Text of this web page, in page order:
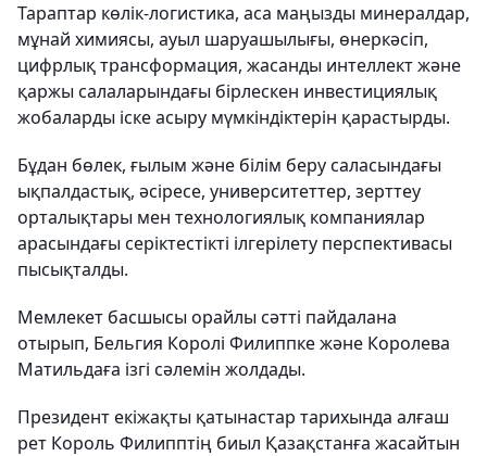
Тараптар көлік-логистика, аса маңызды минералдар,
мұнай химиясы, ауыл шаруашылығы, өнеркәсіп,
цифрлық трансформация, жасанды интеллект және
қаржы салаларындағы бірлескен инвестициялық
жобаларды іске асыру мүмкіндіктерін қарастырды.
Бұдан бөлек, ғылым және білім беру саласындағы
ықпалдастық, әсіресе, университеттер, зерттеу
орталықтары мен технологиялық компаниялар
арасындағы серіктестікті ілгерілету перспективасы
пысықталды.
Мемлекет басшысы орайлы сәтті пайдалана
отырып, Бельгия Королі Филиппке және Королева
Матильдаға ізгі сәлемін жолдады.
Президент екіжақты қатынастар тарихында алғаш
рет Король Филипптің биыл Қазақстанға жасайтын